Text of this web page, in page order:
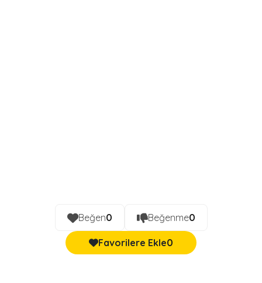
Beğen0 Beğenme0
Favorilere Ekle0